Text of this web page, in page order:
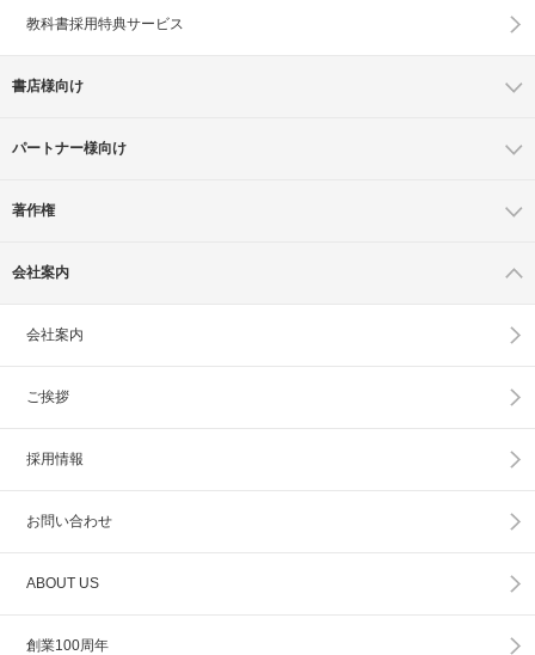
教科書採用特典サービス
書店様向け
パートナー様向け
著作権
会社案内
会社案内
ご挨拶
採用情報
お問い合わせ
ABOUT US
創業100周年